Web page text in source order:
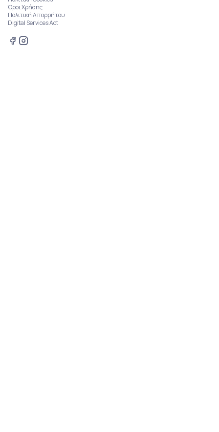
Όροι Χρήσης
Πολιτική Απορρήτου
Digital Services Act